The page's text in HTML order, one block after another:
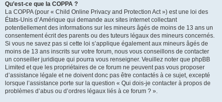
Qu’est-ce que la COPPA ?
La COPPA (pour « Child Online Privacy and Protection Act ») est une loi des
États-Unis d’Amérique qui demande aux sites internet collectant
potentiellement des informations sur les mineurs âgés de moins de 13 ans un
consentement écrit des parents ou des tuteurs légaux des mineurs concernés.
Si vous ne savez pas si cette loi s’applique également aux mineurs âgés de
moins de 13 ans inscrits sur votre forum, nous vous conseillons de contacter
un conseiller juridique qui pourra vous renseigner. Veuillez noter que phpBB
Limited et que les propriétaires de ce forum ne peuvent pas vous proposer
d’assistance légale et ne doivent donc pas être contactés à ce sujet, excepté
lorsque l’assistance porte sur la question « Qui dois-je contacter à propos de
problèmes d’abus ou d’ordres légaux liés à ce forum ? ».